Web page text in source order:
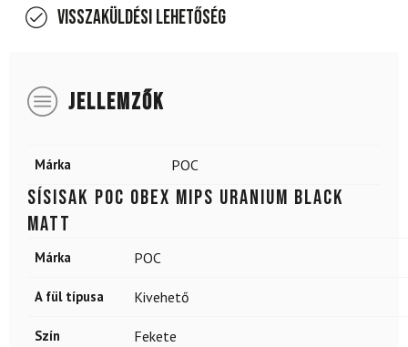
Visszaküldési lehetőség
JELLEMZŐK
Márka POC
Sísisak POC Obex MIPS Uranium Black
Matt
Márka POC
A fül típusa Kivehető
Szín Fekete